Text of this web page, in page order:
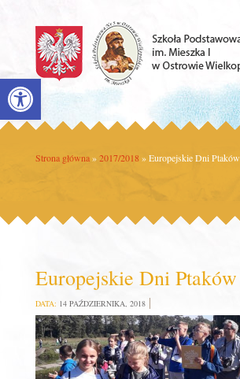
Open toolbar
Strona główna » 2017/2018 »Europejskie Dni Ptaków
Europejskie Dni Ptaków
DATA: 14 PAŹDZIERNIKA, 2018